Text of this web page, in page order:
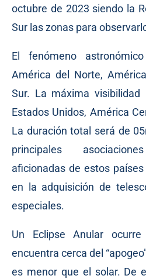
octubre de 2023 siendo la
Sur las zonas para
El fenómeno
América del Norte,
Sur. La máxima
Estados Unidos, América
La duración total será de
principales
aficionadas de estos
en la adquisición de
especiales.
Un Eclipse Anular
encuentra cerca del
es menor que el solar. De